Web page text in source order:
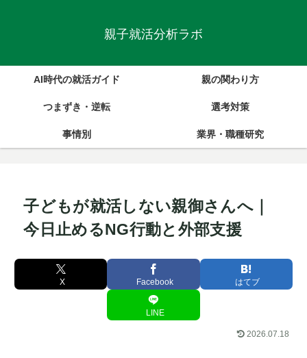
親子就活分析ラボ
AI時代の就活ガイド 親の関わり方
つまずき・逆転 選考対策
事情別 業界・職種研究
子どもが就活しない親御さんへ｜
今日止めるNG行動と外部支援
X Facebook はてブ
LINE
2026.07.18